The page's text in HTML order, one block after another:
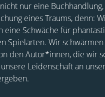
nur eine
eines Traums, denn:
eine Schwäche für
Spielarten. Wir schwärmen
den Autor*innen, die wir
Leidenschaft an